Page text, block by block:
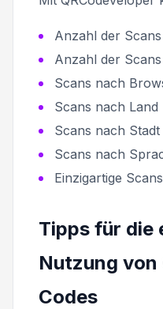
Anzahl der Scans
Anzahl der
Scans nach
Scans nach Land
Scans nach Stadt
Scans nach
Einzigartige Scans
Tipps für die
Nutzung von
Codes